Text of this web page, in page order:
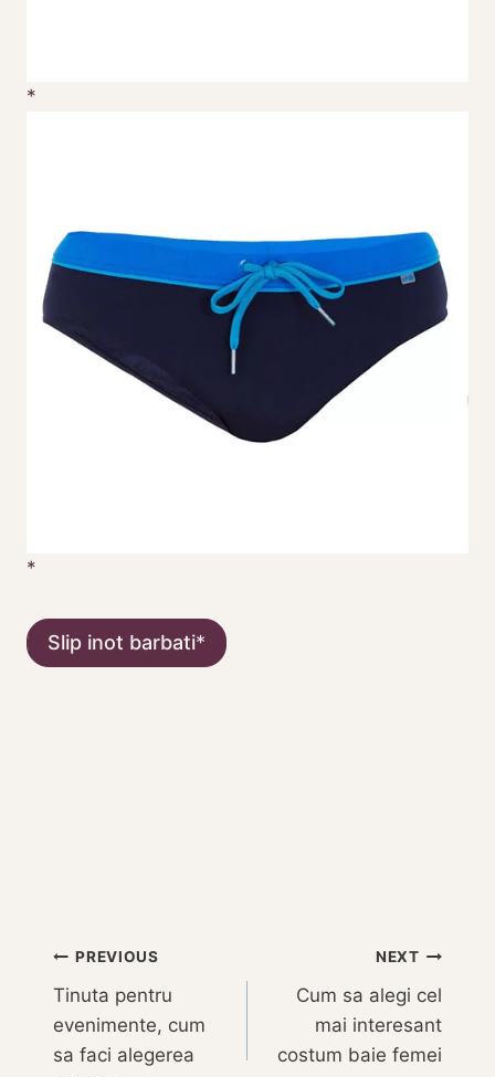
Slip inot barbati
Navigare
în
articole
PREVIOUS
Tinuta pentru
evenimente, cum
sa faci alegerea
NEXT
Cum sa alegi cel
mai interesant
costum baie femei